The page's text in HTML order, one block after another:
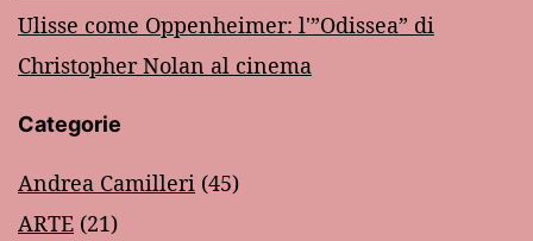
Ulisse come Oppenheimer: l'”Odissea” di
Christopher Nolan al cinema
Categorie
Andrea Camilleri (45)
ARTE (21)